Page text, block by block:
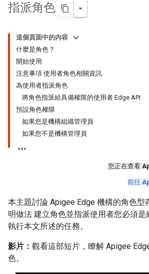
指派角色
這個頁面中的內容
什麼是角色？
開始使用
注意事項 使用者角色相關資訊
為使用者指派角色
將角色指派給具備權限的使用者 Edge API
預設角色權限
如果您是機構組織管理員
如果您不是機構管理員
您正在查看
前往
本主題討論 Apigee Edge 機構的角色型
明做法 建立角色並指派使用者您必須
執行本文所述的任務。
影片： 觀看這部短片，瞭解 Apigee
色。